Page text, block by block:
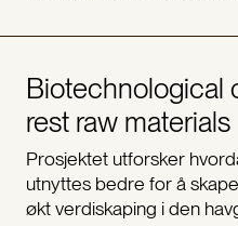
Biotechnological
rest raw materials
Prosjektet utforsker
utnyttes bedre for å
økt verdiskaping i den